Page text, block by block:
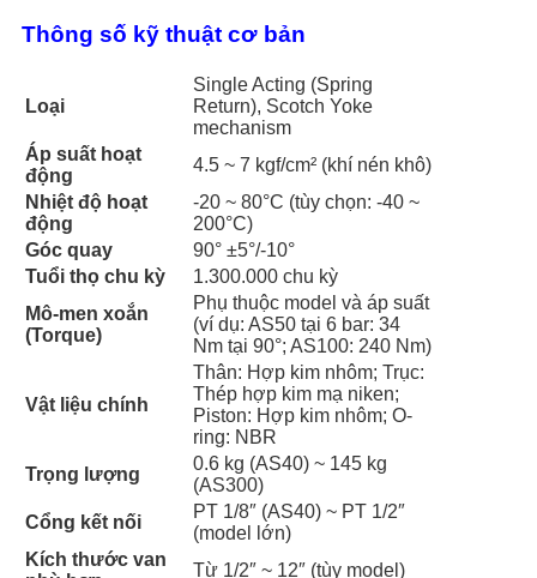
Thông số kỹ thuật cơ bản
Loại
Single Acting (Spring
Return), Scotch Yoke
mechanism
Áp suất hoạt
động
4.5 ~ 7 kgf/cm² (khí nén khô)
Nhiệt độ hoạt
động
-20 ~ 80°C (tùy chọn: -40 ~
200°C)
Góc quay
90° ±5°/-10°
Tuổi thọ chu kỳ
1.300.000 chu kỳ
Mô-men xoắn
(Torque)
Phụ thuộc model và áp suất
(ví dụ: AS50 tại 6 bar: 34
Nm tại 90°; AS100: 240 Nm)
Vật liệu chính
Thân: Hợp kim nhôm; Trục:
Thép hợp kim mạ niken;
Piston: Hợp kim nhôm; O-
ring: NBR
Trọng lượng
0.6 kg (AS40) ~ 145 kg
(AS300)
Cổng kết nối
PT 1/8″ (AS40) ~ PT 1/2″
(model lớn)
Kích thước van
Từ 1/2″ ~ 12″ (tùy model)